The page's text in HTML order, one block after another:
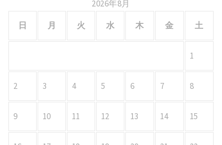
2026年8月
日
月 火 水 木 金 土
1
2 3 4 5 6 7 8
9 10 11 12 13 14 15